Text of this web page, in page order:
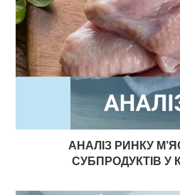
АНАЛІЗ РИНКУ
СУБПРОДУКТІВ У